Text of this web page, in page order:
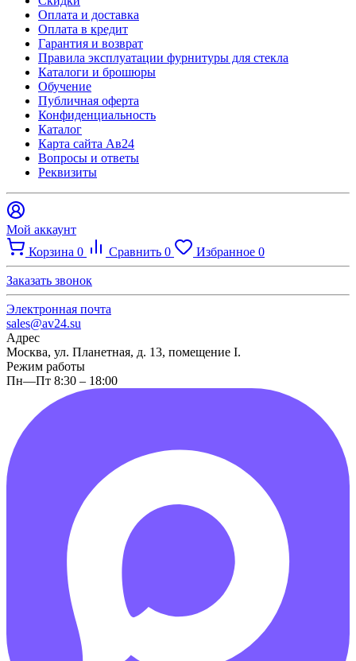
Оплата и доставка
Оплата в кредит
Гарантия и возврат
Правила эксплуатации фурнитуры для стекла
Каталоги и брошюры
Обучение
Публичная оферта
Конфиденциальность
Каталог
Карта сайта Ав24
Вопросы и ответы
Реквизиты
Мой аккаунт
Корзина 0 Сравнить 0 Избранное 0
Заказать звонок
Электронная почта
sales@av24.su
Адрес
Москва, ул. Планетная, д. 13, помещение I.
Режим работы
Пн—Пт 8:30 – 18:00